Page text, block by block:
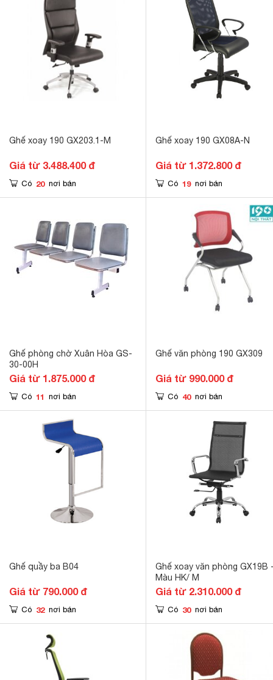
Ghế xoay 190 GX203.1-M
Giá từ 3.488.400 đ
Có 20 nơi bán
Ghế xoay 190 GX08A-N
Giá từ 1.372.800 đ
Có 19 nơi bán
Ghế phòng chờ Xuân Hòa GS-
30-00H
Giá từ 1.875.000 đ
Có 11 nơi bán
Ghế văn phòng 190 GX309
Giá từ 990.000 đ
Có 40 nơi bán
Ghế quầy ba B04
Giá từ 790.000 đ
Có 32 nơi bán
Ghế xoay văn phòng GX19B
Màu HK/ M
Giá từ 2.310.000 đ
Có 30 nơi bán